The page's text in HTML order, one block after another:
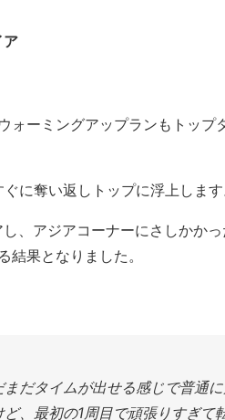
ォーミングアップランもトップ
に奪い返しトップに浮上します
、アジアコーナーにさしかか
結果となりました。
だタイムが出せる感じで普通
、最初の1周目で頑張りすぎて